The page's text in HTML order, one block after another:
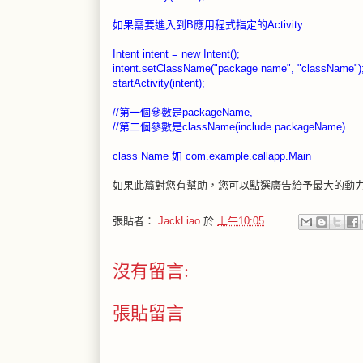
如果需要進入到B應用程式指定的Activity
Intent intent = newIntent();
intent.setClassName("package name", "className");
startActivity(intent);
//第一個參數是packageName,
//第二個參數是className(include packageName)
class Name 如 com.example.callapp.Main
如果此篇對您有幫助，您可以點選廣告給予最大的動
張貼者： JackLiao 於 上午10:05
沒有留言:
張貼留言